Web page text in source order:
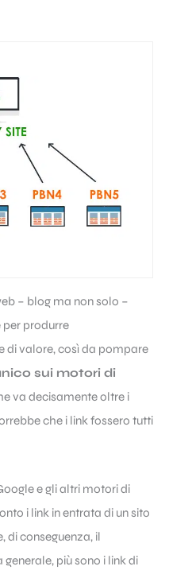
– blog ma non solo –
produrre
di valore, così da pompare
sui motori di
va decisamente oltre i
che i link fossero tutti
e gli altri motori di
i link in entrata di un sito
di conseguenza, il
generale, più sono i link di